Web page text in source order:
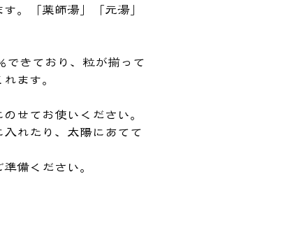
。「薬師湯」「元湯」
できており、粒が揃って
ます。
せてお使いください。
れたり、太陽にあてて
備ください。